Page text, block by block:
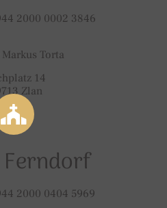
2000 0002 3846
Torta
14
Zlan
2000 0404 5969